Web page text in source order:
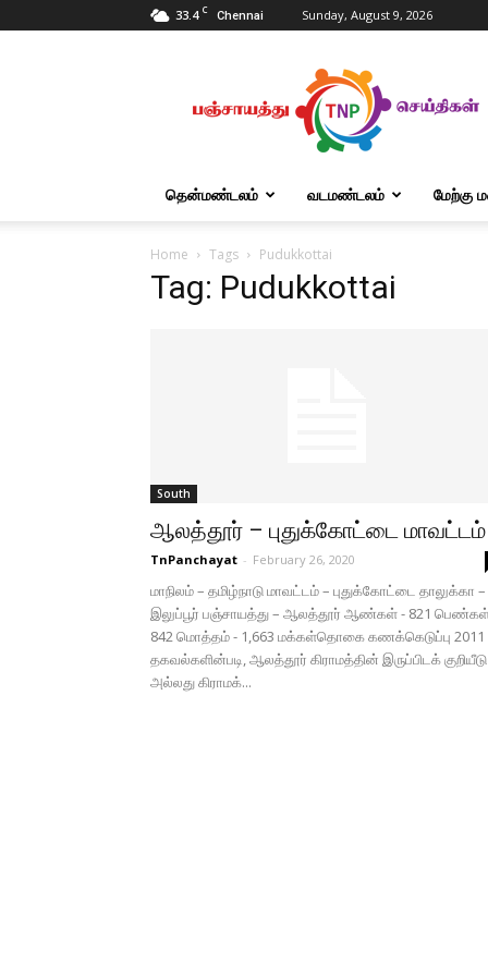
33.4 C Chennai Sunday, August 9, 2026
Tnpanchayat
தென்மண்டலம் வடமண்டலம் மேற்கு
Home Tags Pudukkottai
Tag: Pudukkottai
South
ஆலத்தூர் – புதுக்கோட்டை மாவட்டம்
TnPanchayat - February 26, 2020
மாநிலம் – தமிழ்நாடு மாவட்டம் – புதுக்கோட்டை தாலுக்கா –
இலுப்பூர் பஞ்சாயத்து – ஆலத்தூர் ஆண்கள் - 821
842 மொத்தம் - 1,663 மக்கள்தொகை கணக்கெடுப்பு 2011
தகவல்களின்படி, ஆலத்தூர் கிராமத்தின் இருப்பிடக் குறியீடு
அல்லது கிராமக்...